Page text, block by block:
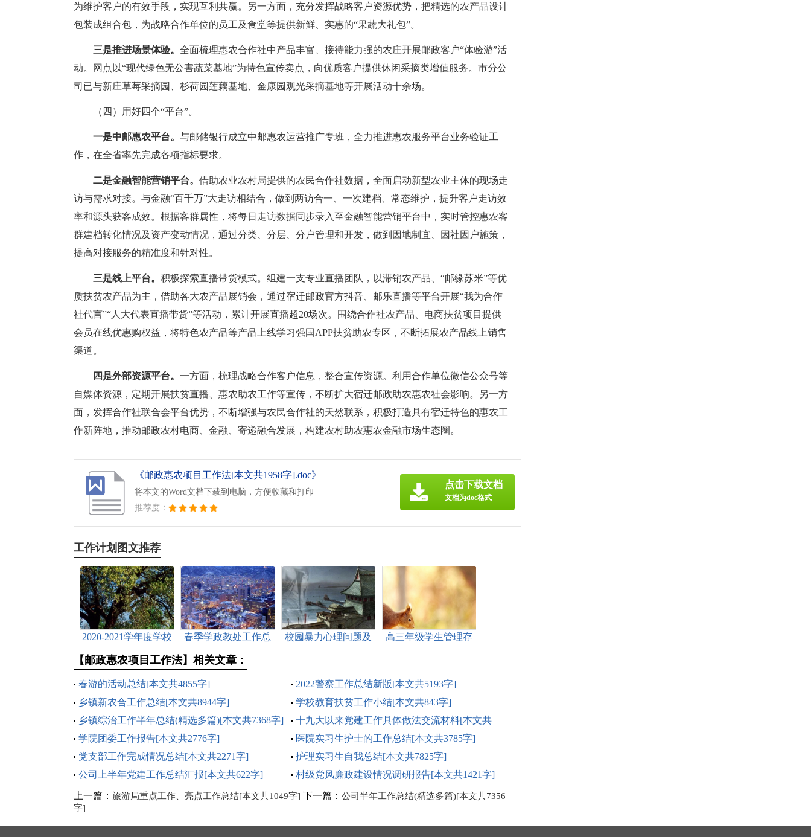
为维护客户的有效手段，实现互利共赢。另一方面，充分发挥战略客户资源优势，把精选的农产品设计
包装成组合包，为战略合作单位的员工及食堂等提供新鲜、实惠的“果蔬大礼包”。
三是推进场景体验。 全面梳理惠农合作社中产品丰富、接待能力强的农庄开展邮政客户“体验游”活
动。网点以“现代绿色无公害蔬菜基地”为特色宣传卖点，向优质客户提供休闲采摘类增值服务。市分公
司已与新庄草莓采摘园、杉荷园莲藕基地、金康园观光采摘基地等开展活动十余场。
（四）用好四个“平台”。
一是中邮惠农平台。 与邮储银行成立中邮惠农运营推广专班，全力推进惠农服务平台业务验证工
作，在全省率先完成各项指标要求。
二是金融智能营销平台。 借助农业农村局提供的农民合作社数据，全面启动新型农业主体的现场走
访与需求对接。与金融“百千万”大走访相结合，做到两访合一、一次建档、常态维护，提升客户走访效
率和源头获客成效。根据客群属性，将每日走访数据同步录入至金融智能营销平台中，实时管控惠农客
群建档转化情况及资产变动情况，通过分类、分层、分户管理和开发，做到因地制宜、因社因户施策，
提高对接服务的精准度和针对性。
三是线上平台。 积极探索直播带货模式。组建一支专业直播团队，以滞销农产品、“邮缘苏米”等优
质扶贫农产品为主，借助各大农产品展销会，通过宿迁邮政官方抖音、邮乐直播等平台开展“我为合作
社代言”“人大代表直播带货”等活动，累计开展直播超20场次。围绕合作社农产品、电商扶贫项目提供
会员在线优惠购权益，将特色农产品等产品上线学习强国APP扶贫助农专区，不断拓展农产品线上销售
渠道。
四是外部资源平台。 一方面，梳理战略合作客户信息，整合宣传资源。利用合作单位微信公众号等
自媒体资源，定期开展扶贫直播、惠农助农工作等宣传，不断扩大宿迁邮政助农惠农社会影响。另一方
面，发挥合作社联合会平台优势，不断增强与农民合作社的天然联系，积极打造具有宿迁特色的惠农工
作新阵地，推动邮政农村电商、金融、寄递融合发展，构建农村助农惠农金融市场生态圈。
《邮政惠农项目工作法[本文共1958字].doc》
将本文的Word文档下载到电脑，方便收藏和打印
推荐度：
点击下载文档
文档为doc格式
工作计划图文推荐
2020-2021学年度学校
结[本文共2955字]
春季学政教处工作总
校园暴力心理问题及
高三年级学生管理存
【邮政惠农项目工作法】相关文章：
春游的活动总结[本文共4855字]
2022警察工作总结新版[本文共5193字]
乡镇新农合工作总结[本文共8944字]
学校教育扶贫工作小结[本文共843字]
乡镇综治工作半年总结(精选多篇)[本文共7368字]
十九大以来党建工作具体做法交流材料[本文共
2164字]
学院团委工作报告[本文共2776字]
医院实习生护士的工作总结[本文共3785字]
党支部工作完成情况总结[本文共2271字]
护理实习生自我总结[本文共7825字]
公司上半年党建工作总结汇报[本文共622字]
村级党风廉政建设情况调研报告[本文共1421字]
上一篇： 旅游局重点工作、亮点工作总结[本文共1049字] 下一篇： 公司半年工作总结(精选多篇)[本文共7356
字]